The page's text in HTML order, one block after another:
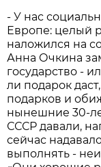
- У нас
Европе: целый
наложился на
Анна Очкина
государство -
ли подарок
подарков и
нынешние 30-
СССР давали,
сейчас
выполнять -